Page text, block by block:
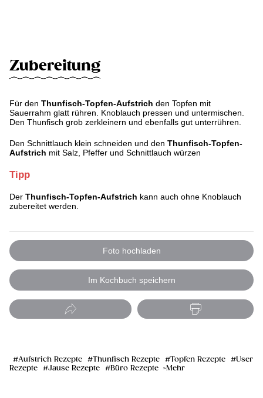
Zubereitung
Für den Thunfisch-Topfen-Aufstrich den Topfen mit
Sauerrahm glatt rühren. Knoblauch pressen und untermischen.
Den Thunfisch grob zerkleinern und ebenfalls gut unterrühren.
Den Schnittlauch klein schneiden und den Thunfisch-Topfen-
Aufstrich mit Salz, Pfeffer und Schnittlauch würzen
Tipp
Der Thunfisch-Topfen-Aufstrich kann auch ohne Knoblauch
zubereitet werden.
Foto hochladen
Im Kochbuch speichern
Aufstrich Rezepte Thunfisch Rezepte Topfen Rezepte
User
Rezepte
Jause Rezepte Büro Rezepte Mehr